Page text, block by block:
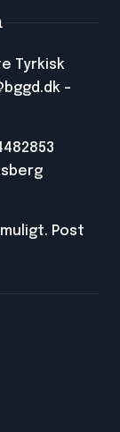
Tyrkisk
-
Post